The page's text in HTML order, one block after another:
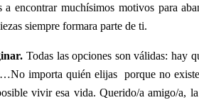
encontrar muchísimos motivos para
siempre formara parte de ti.
Todas las opciones son válidas: hay
importa quién elijas porque no
vivir esa vida. Querido/a amigo/a,